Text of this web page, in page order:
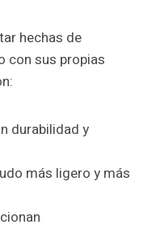
hechas de
con sus propias
durabilidad y
más ligero y más